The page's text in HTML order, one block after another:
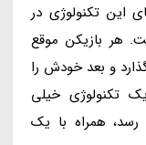
این تکنولوژی در
هر بازیکن موقع
و بعد خودش را
تکنولوژی خیلی
همراه با یک